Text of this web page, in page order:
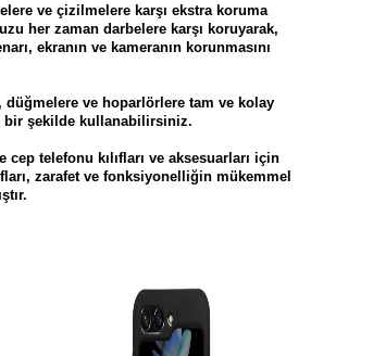
ve çizilmelere karşı ekstra koruma
her zaman darbelere karşı koruyarak,
ekranın ve kameranın korunmasını
düğmelere ve hoparlörlere tam ve kolay
bir şekilde kullanabilirsiniz.
telefonu kılıfları ve aksesuarları için
zarafet ve fonksiyonelliğin mükemmel